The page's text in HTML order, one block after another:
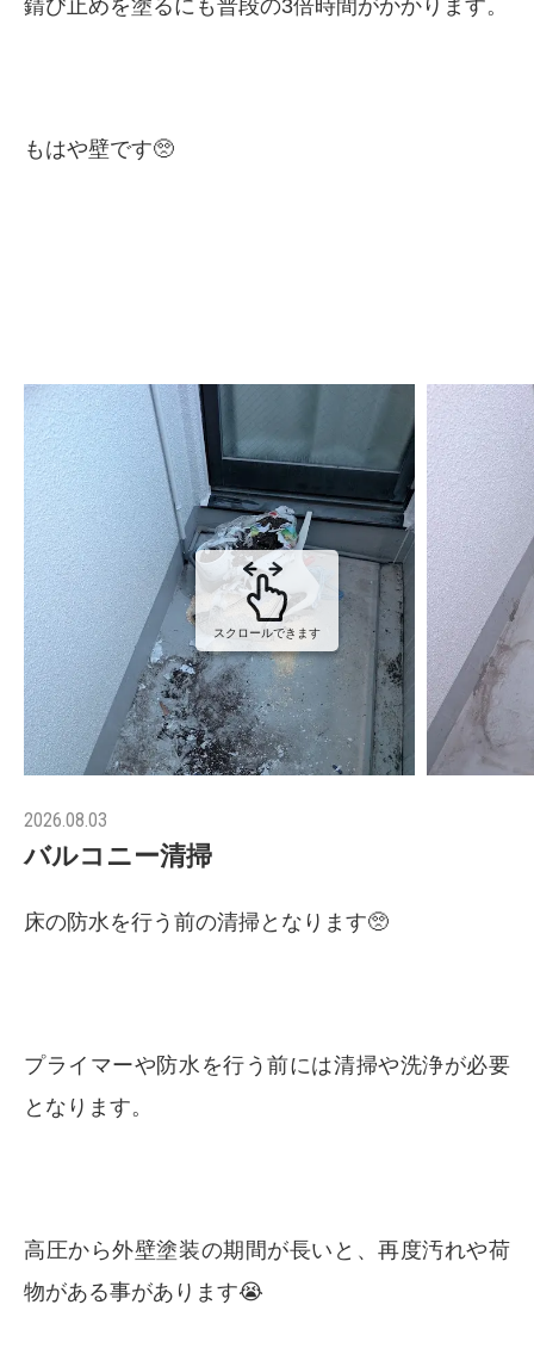
錆び止めを塗るにも普段の3倍時間がかかります。
もはや壁です🥺
スクロールできます
2026.08.03
バルコニー清掃
床の防水を行う前の清掃となります🥺
プライマーや防水を行う前には清掃や洗浄が必要
となります。
高圧から外壁塗装の期間が長いと、再度汚れや荷
物がある事があります😭